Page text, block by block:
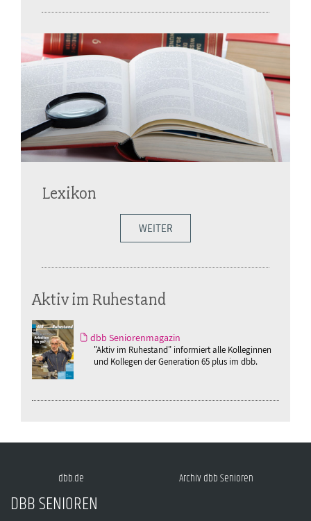
Lexikon
WEITER
Aktiv im Ruhestand
dbb Seniorenmagazin
"Aktiv im Ruhestand" informiert alle Kolleginnen
und Kollegen der Generation 65 plus im dbb.
dbb.de Archiv dbb Senioren
DBB SENIOREN